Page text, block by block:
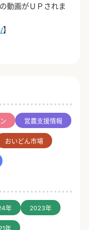
営農支援情報
おいどん市場
年 2023年
年
動画がＵＰされま
】